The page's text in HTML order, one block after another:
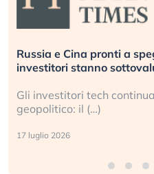
Russia e Cina pronti a
investitori stanno
Gli investitori tech
geopolitico: il (…)
17 luglio 2026